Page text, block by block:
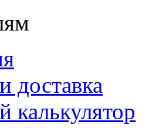
доставка